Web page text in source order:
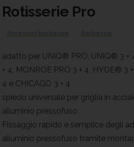
Rotisserie Pro
adatto per UNIQ® PRO, UNIQ® 3 +
+ 4, MONROE PRO 3 + 4, HYDE® 3
4 e CHICAGO 3 + 4
spiedo universale per griglia in
alluminio pressofuso
Fissaggio rapido e semplice degli
alluminio pressofuso tramite